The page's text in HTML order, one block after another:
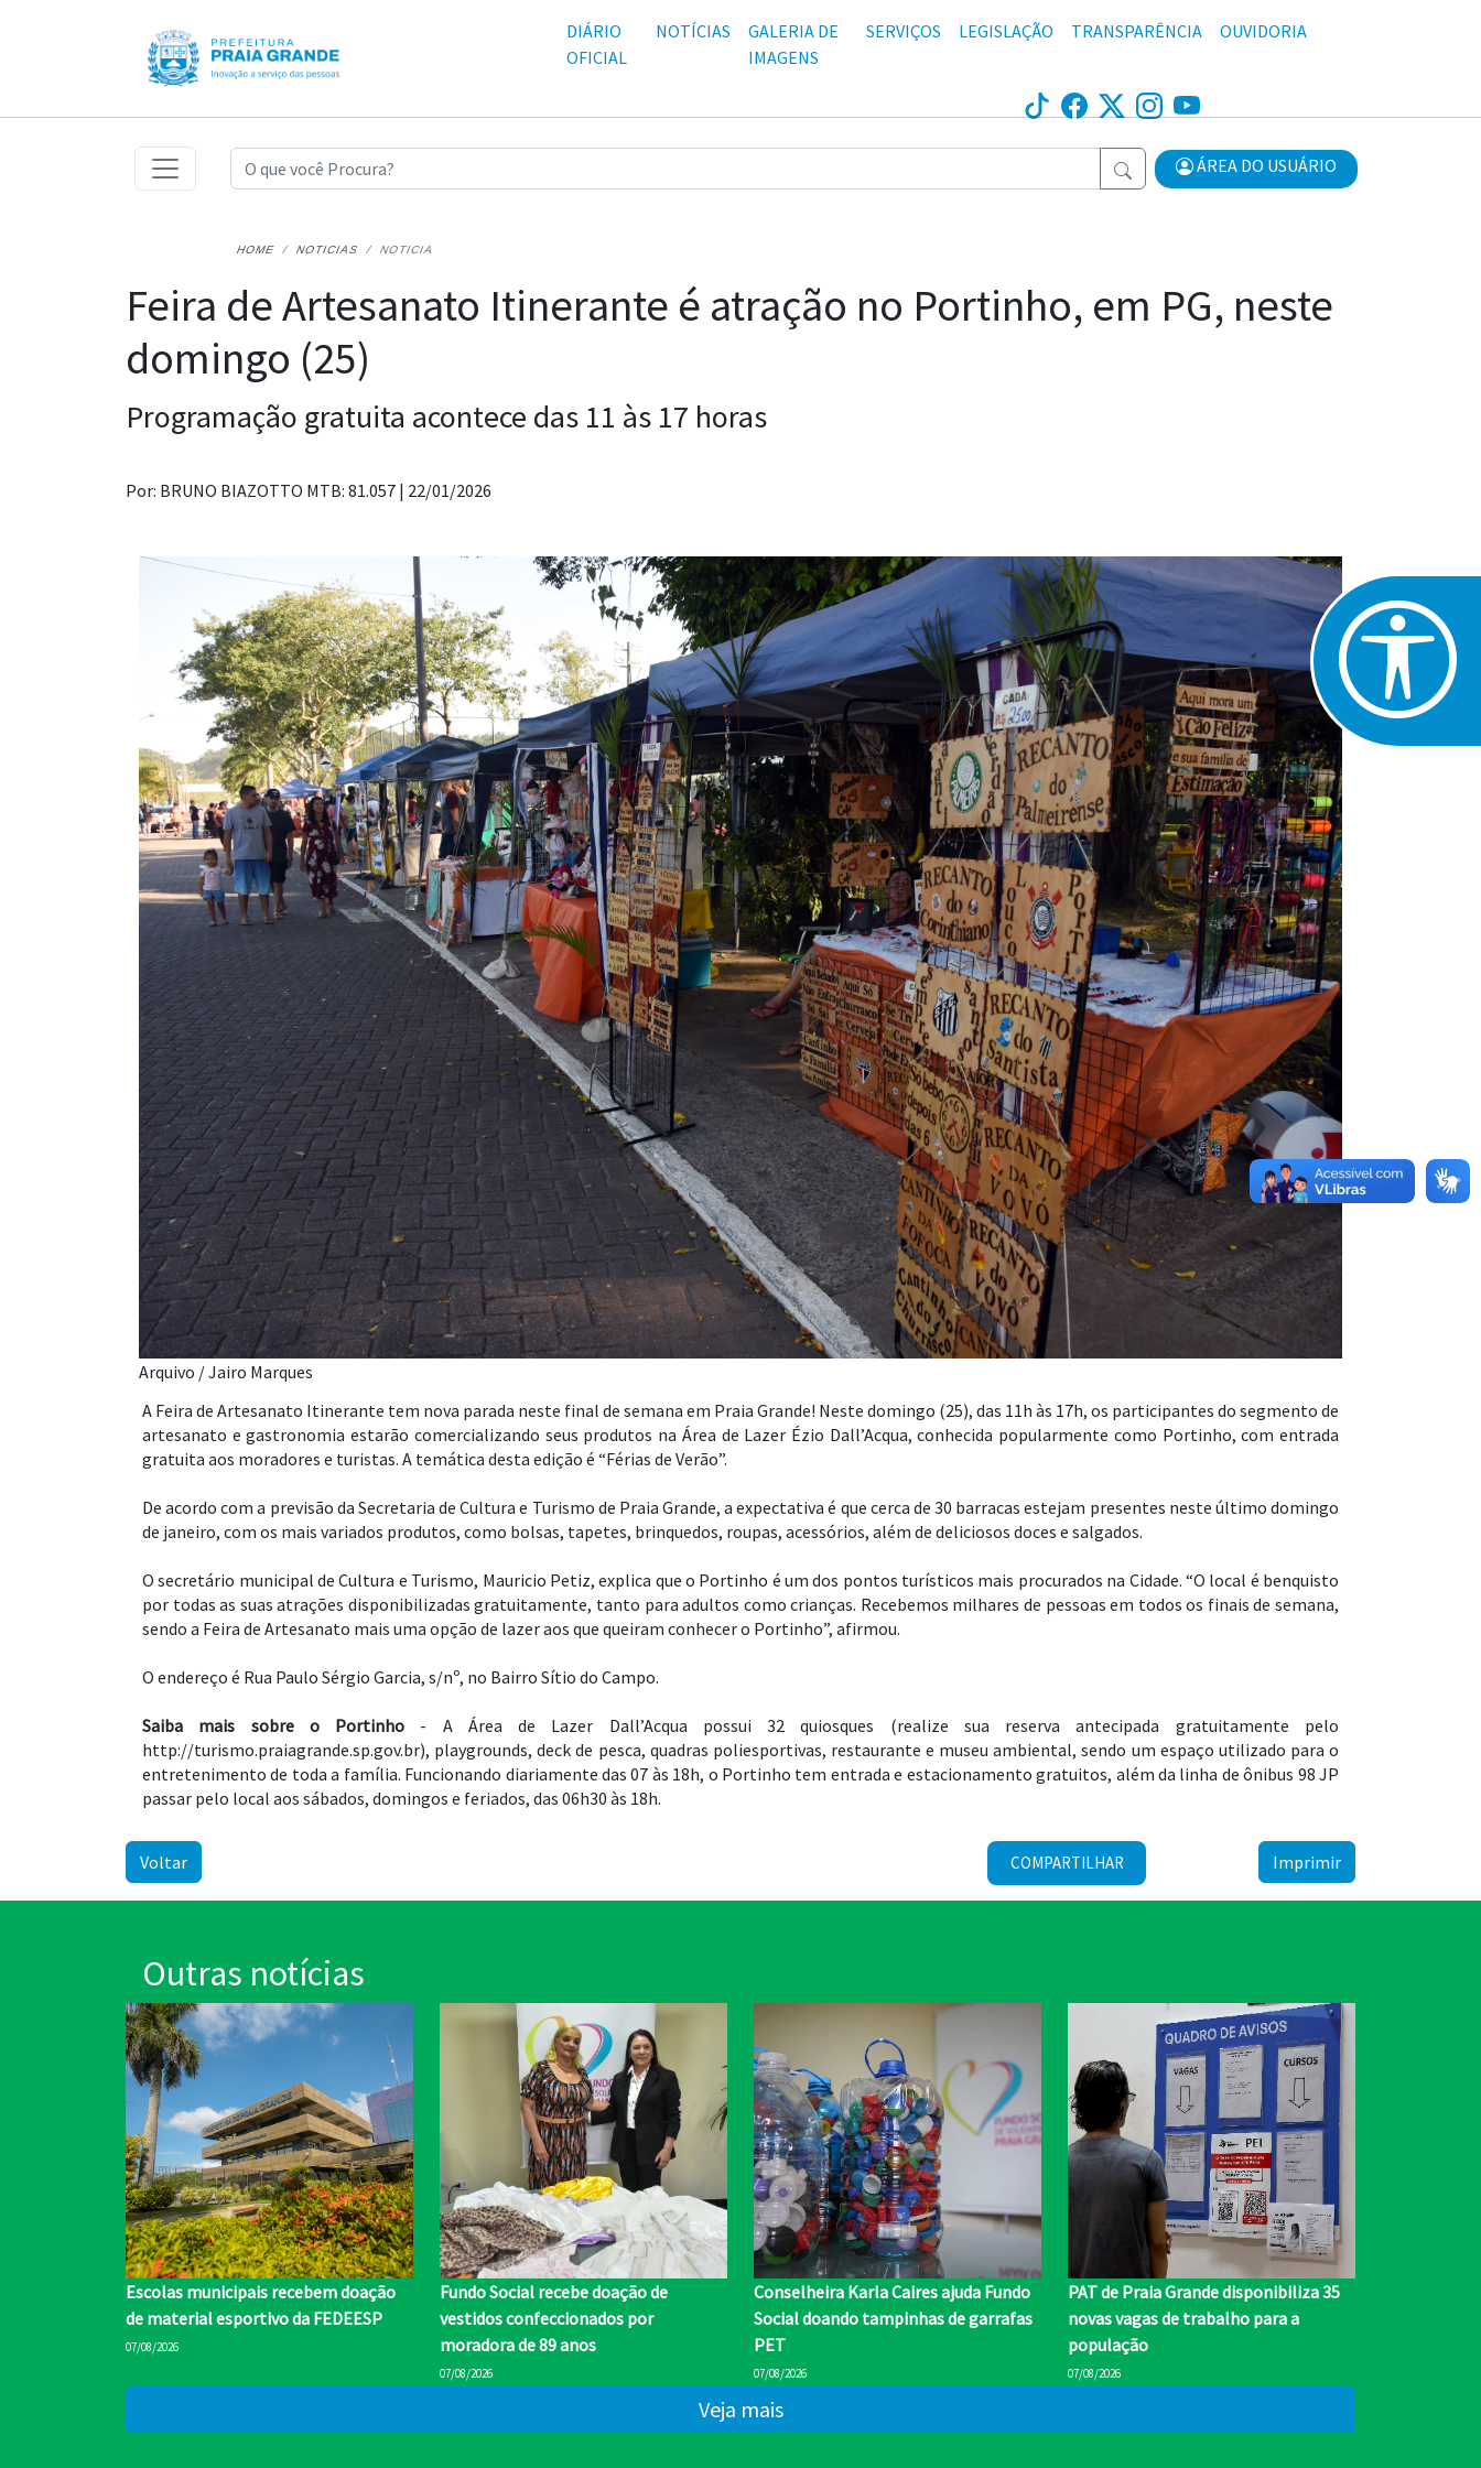
DIÁRIO
OFICIAL
NOTÍCIAS
GALERIA DE
IMAGENS
SERVIÇOS LEGISLAÇÃO TRANSPARÊNCIA OUVIDORIA
ÁREA DO USUÁRIO
HOME NOTICIAS NOTICIA
Feira de Artesanato Itinerante é atração no Portinho, em PG, neste
domingo (25)
Programação gratuita acontece das 11 às 17 horas
Por: BRUNO BIAZOTTO MTB: 81.057 | 22/01/2026
Arquivo / Jairo Marques
A Feira de Artesanato Itinerante tem nova parada neste final de semana em Praia Grande! Neste domingo (25), das 11h às 17h, os participantes do segmento de
artesanato e gastronomia estarão comercializando seus produtos na Área de Lazer Ézio Dall’Acqua, conhecida popularmente como Portinho, com entrada
gratuita aos moradores e turistas. A temática desta edição é “Férias de Verão”.
De acordo com a previsão da Secretaria de Cultura e Turismo de Praia Grande, a expectativa é que cerca de 30 barracas estejam presentes neste último domingo
de janeiro, com os mais variados produtos, como bolsas, tapetes, brinquedos, roupas, acessórios, além de deliciosos doces e salgados.
O secretário municipal de Cultura e Turismo, Mauricio Petiz, explica que o Portinho é um dos pontos turísticos mais procurados na Cidade. “O local é benquisto
por todas as suas atrações disponibilizadas gratuitamente, tanto para adultos como crianças. Recebemos milhares de pessoas em todos os finais de semana,
sendo a Feira de Artesanato mais uma opção de lazer aos que queiram conhecer o Portinho”, afirmou.
O endereço é Rua Paulo Sérgio Garcia, s/nº, no Bairro Sítio do Campo.
Saiba mais sobre o Portinho - A Área de Lazer Dall’Acqua possui 32 quiosques (realize sua reserva antecipada gratuitamente pelo
http://turismo.praiagrande.sp.gov.br), playgrounds, deck de pesca, quadras poliesportivas, restaurante e museu ambiental, sendo um espaço utilizado para o
entretenimento de toda a família. Funcionando diariamente das 07 às 18h, o Portinho tem entrada e estacionamento gratuitos, além da linha de ônibus 98 JP
passar pelo local aos sábados, domingos e feriados, das 06h30 às 18h.
Voltar COMPARTILHAR Imprimir
Outras notícias
Escolas municipais recebem doação
de material esportivo da FEDEESP
07/08/2026
Fundo Social recebe doação de
vestidos confeccionados por
moradora de 89 anos
07/08/2026
Conselheira Karla Caires ajuda Fundo
Social doando tampinhas de garrafas
PET
07/08/2026
PAT de Praia Grande disponibiliza 35
novas vagas de trabalho para a
população
07/08/2026
Veja mais